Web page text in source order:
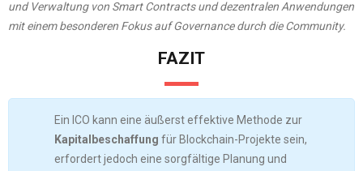
und Verwaltung von Smart Contracts und dezentralen Anwendungen
mit einem besonderen Fokus auf Governance durch die Community.
FAZIT
Ein ICO kann eine äußerst effektive Methode zur
Kapitalbeschaffung für Blockchain-Projekte sein,
erfordert jedoch eine sorgfältige Planung und